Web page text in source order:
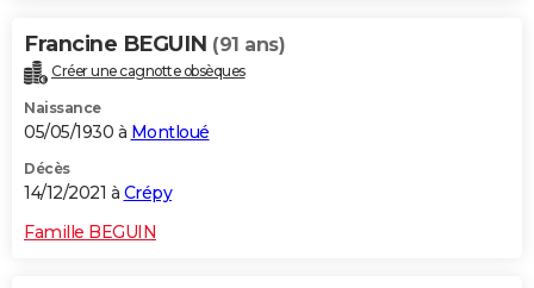
Francine BEGUIN (91 ans)
Créer une cagnotte obsèques
Naissance
05/05/1930 à Montloué
Décès
14/12/2021 à Crépy
Famille BEGUIN